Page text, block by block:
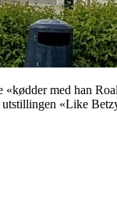
med han
«Like